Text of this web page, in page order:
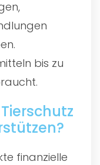
bis zu
finanzielle